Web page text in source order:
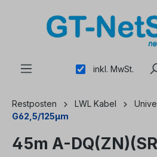
inkl. MwSt.
Restposten LWL Kabel
G62,5/125µm
45m A-